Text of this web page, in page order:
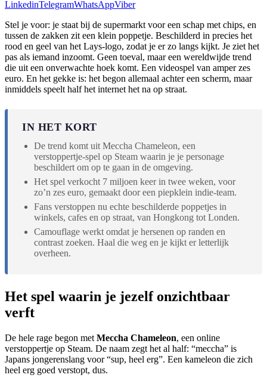
LinkedinTelegramWhatsAppViber
Stel je voor: je staat bij de supermarkt voor een schap met chips, en
tussen de zakken zit een klein poppetje. Beschilderd in precies het
rood en geel van het Lays-logo, zodat je er zo langs kijkt. Je ziet het
pas als iemand inzoomt. Geen toeval, maar een wereldwijde trend
die uit een onverwachte hoek komt. Een videospel van amper zes
euro. En het gekke is: het begon allemaal achter een scherm, maar
inmiddels speelt half het internet het na op straat.
IN HET KORT
De trend komt uit Meccha Chameleon, een
verstoppertje-spel op Steam waarin je je personage
beschildert om op te gaan in de omgeving.
Het spel verkocht 7 miljoen keer in twee weken, voor
zo’n zes euro, gemaakt door een piepklein indie-team.
Fans verstoppen nu echte beschilderde poppetjes in
winkels, cafes en op straat, van Hongkong tot Londen.
Camouflage werkt omdat je hersenen op randen en
contrast zoeken. Haal die weg en je kijkt er letterlijk
overheen.
Het spel waarin je jezelf onzichtbaar
verft
De hele rage begon met Meccha Chameleon, een online
verstoppertje op Steam. De naam zegt het al half: “meccha” is
Japans jongerenslang voor “sup, heel erg”. Een kameleon die zich
heel erg goed verstopt, dus.